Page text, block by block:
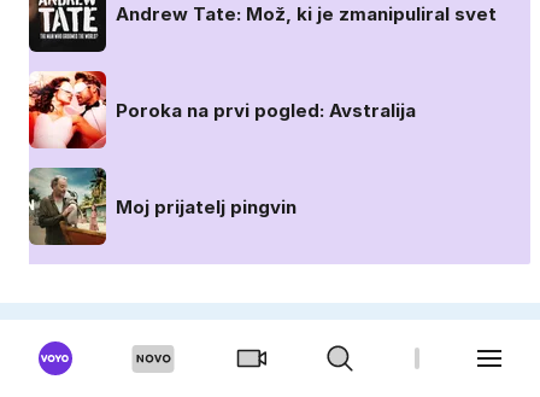
Andrew Tate: Mož, ki je zmanipuliral svet
Poroka na prvi pogled: Avstralija
Moj prijatelj pingvin
OGLAŠEVANJE PRO PLUS